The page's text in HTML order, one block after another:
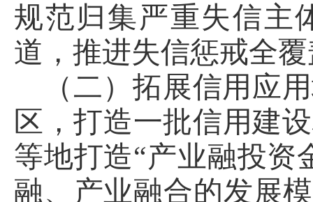
规范归集严重失信主
道，推进失信惩戒全
（二）拓展信用应
区，打造一批信用建
等地打造“产业融投资
融、产业融合的发展